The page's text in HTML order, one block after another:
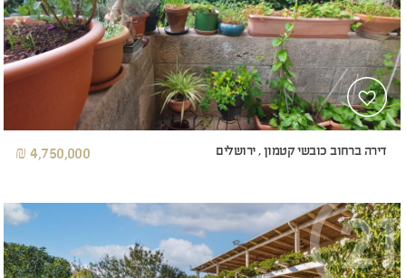
דירה ברחוב כובשי קטמון , ירושלים 4,750,000 ₪